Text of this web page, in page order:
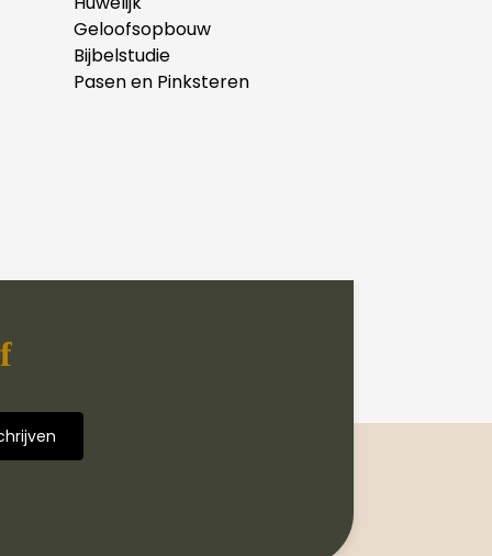
Geloofsopbouw
Bijbelstudie
Pasen en Pinksteren